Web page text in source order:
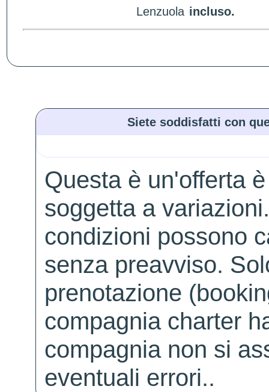
Lenzuola incluso.
Siete soddisfatti con
Questa è un'offerta
soggetta a
condizioni possono
senza preavviso.
prenotazione
compagnia charter
compagnia non si
eventuali errori..